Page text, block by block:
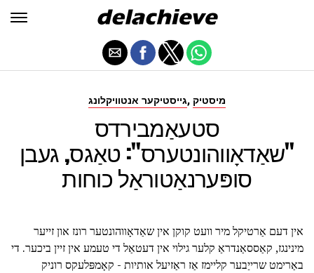
גייסטיקער אנטוויקלונג, מיסטיק
סטעאַמבירדס
"שאַדאָווהונטערס": טאַגס, געבן
סופּערנאַטוראַל כוחות
אין דעם אַרטיקל מיר וועט קוקן אין שאַדאָווהונטער רונז און זייער
מינינגז, קאַססאַנדראַ קלער גילוי אין דעטאַל די טעמע אין זיין ביכער. די
באַרימט שרייַבער קליימז אַז ראַזיעל אותיות - קאָמפּלעקס רוניק